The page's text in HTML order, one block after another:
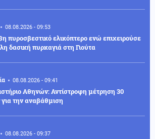
08.08.2026 - 09:53
πυροσβεστικό ελικόπτερο ενώ επιχειρούσε
δασική πυρκαγιά στη Γιούτα
08.08.2026 - 09:41
Αθηνών: Αντίστροφη μέτρηση 30
την αναβάθμιση
08.08.2026 - 09:37